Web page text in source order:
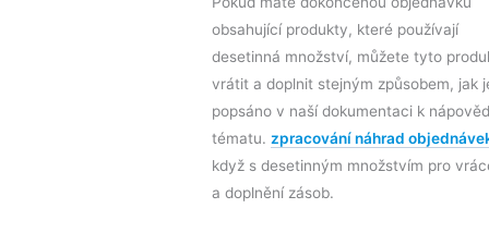
obsahující produkty, které používají
desetinná množství, můžete tyto
vrátit a doplnit stejným způsobem, jak
popsáno v naší dokumentaci k
tématu. zpracování náhrad
když s desetinným množstvím pro
a doplnění zásob.